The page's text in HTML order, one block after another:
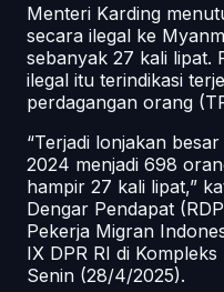
Menteri Karding
secara ilegal ke
sebanyak 27 kali lipat.
ilegal itu terindikasi
perdagangan orang
“Terjadi lonjakan
2024 menjadi 698
hampir 27 kali lipat,”
Dengar Pendapat
Pekerja Migran
IX DPR RI di
Senin (28/4/2025).